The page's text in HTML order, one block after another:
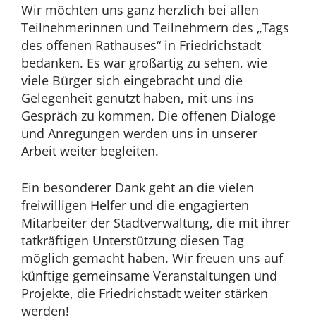
Wir möchten uns ganz herzlich bei allen
Teilnehmerinnen und Teilnehmern des „Tags
des offenen Rathauses“ in Friedrichstadt
bedanken. Es war großartig zu sehen, wie
viele Bürger sich eingebracht und die
Gelegenheit genutzt haben, mit uns ins
Gespräch zu kommen. Die offenen Dialoge
und Anregungen werden uns in unserer
Arbeit weiter begleiten.
Ein besonderer Dank geht an die vielen
freiwilligen Helfer und die engagierten
Mitarbeiter der Stadtverwaltung, die mit ihrer
tatkräftigen Unterstützung diesen Tag
möglich gemacht haben. Wir freuen uns auf
künftige gemeinsame Veranstaltungen und
Projekte, die Friedrichstadt weiter stärken
werden!